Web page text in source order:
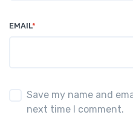
EMAIL*
Save my name and
next time I comment.